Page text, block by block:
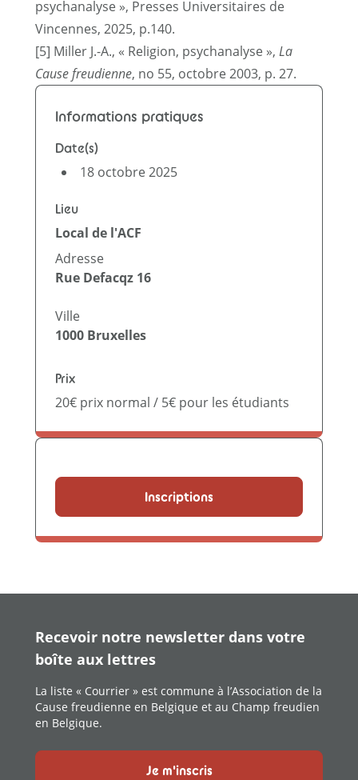
psychanalyse », Presses Universitaires de
Vincennes, 2025, p.140.
[5] Miller J.-A., « Religion, psychanalyse », La
Cause freudienne, no 55, octobre 2003, p. 27.
Informations pratiques
Date(s)
18 octobre 2025
Lieu
Local de l'ACF
Adresse
Rue Defacqz 16
Ville
1000 Bruxelles
Prix
20€ prix normal / 5€ pour les étudiants
Inscriptions
Recevoir notre newsletter dans votre
boîte aux lettres
La liste « Courrier » est commune à l’Association de la
Cause freudienne en Belgique et au Champ freudien
en Belgique.
Je m'inscris